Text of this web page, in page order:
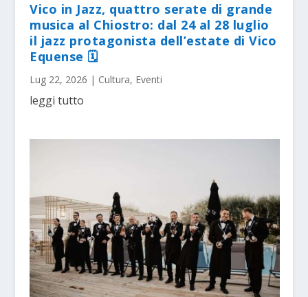
Vico in Jazz, quattro serate di grande
musica al Chiostro: dal 24 al 28 luglio
il jazz protagonista dell’estate di Vico
Equense 🗓
Lug 22, 2026 | Cultura, Eventi
leggi tutto